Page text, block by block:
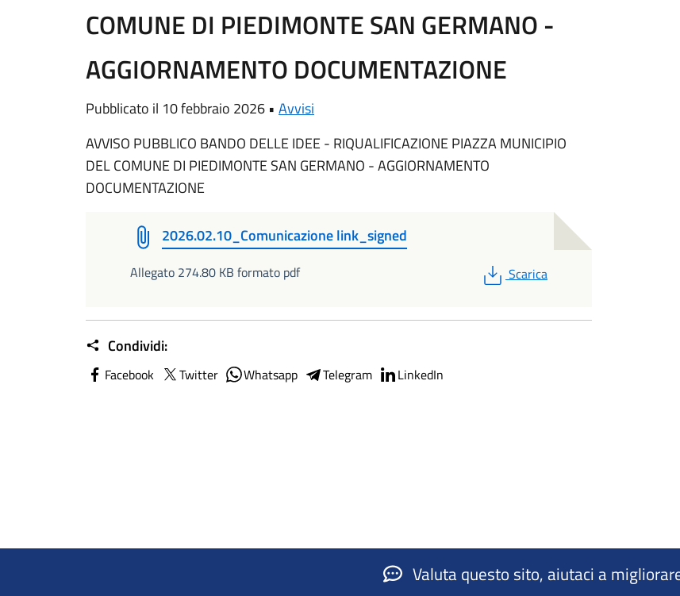
COMUNE DI PIEDIMONTE SAN GERMANO -
AGGIORNAMENTO DOCUMENTAZIONE
Pubblicato il 10 febbraio 2026 • Avvisi
AVVISO PUBBLICO BANDO DELLE IDEE - RIQUALIFICAZIONE PIAZZA MUNICIPIO
DEL COMUNE DI PIEDIMONTE SAN GERMANO - AGGIORNAMENTO
DOCUMENTAZIONE
2026.02.10_Comunicazione link_signed
Allegato 274.80 KB formato pdf PDF
Scarica
Condividi:
Facebook Twitter Whatsapp Telegram LinkedIn
Valuta questo sito, aiutaci a